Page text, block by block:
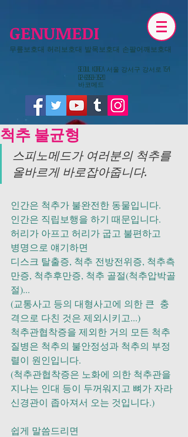
GENUMEDI
무릎보호대 허리보호대 발목보호대 손팔어깨보호대
​Seoul KOREA 서울 강서구 강서로 154
02-6959-3520
​바코메드
척추 불균형
스피노메드가 여러분의 척추를
올바르게 바로잡아줍니다.
인간은 척추가 불완전한 동물입니다.
인간은 직립보행을 하기 때문입니다.
허리가 아프고 허리가 굽고 불편하고
병명으로 얘기하면
디스크 탈출증, 척추 전방전위증, 척추측
만증, 척추후만증, 척추 골절(척추압박골
절)...
(교통사고 등의 대형사고에 의한 큰  충
격으로 다친 것은 제외시키고...)
척추관협착증을 제외한 거의 모든 척추
질병은 척추의 불안정성과 척추의 부정
렬이 원인입니다.
(척추관협착증은 노화에 의한 척추관을
지나는 인대 등이 두꺼워지고 뼈가 자라
신경관이 좁아져서 오는 것입니다.)
쉽게 말씀드리면